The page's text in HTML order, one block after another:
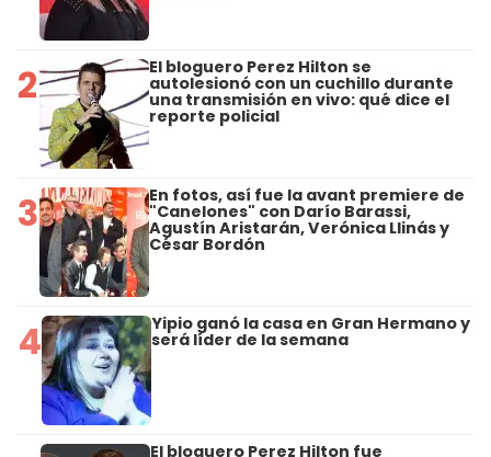
2 El bloguero Perez Hilton se
autolesionó con un cuchillo durante
una transmisión en vivo: qué dice el
reporte policial
3 En fotos, así fue la avant premiere de
"Canelones" con Darío Barassi,
Agustín Aristarán, Verónica Llinás y
César Bordón
4 Yipio ganó la casa en Gran Hermano y
será líder de la semana
El bloguero Perez Hilton fue